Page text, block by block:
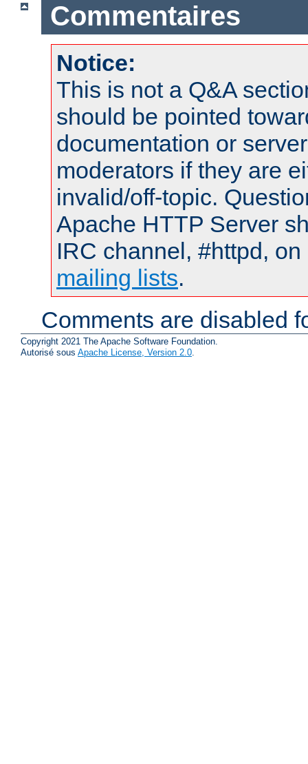
Commentaires
Notice:
This is not a Q&A
should be pointed
documentation or
moderators if they are
invalid/off-topic.
Apache HTTP Server
IRC channel, #httpd,
mailing lists.
Comments are disabled
Copyright 2021 The Apache Software Foundation.
Autorisé sous Apache License, Version 2.0